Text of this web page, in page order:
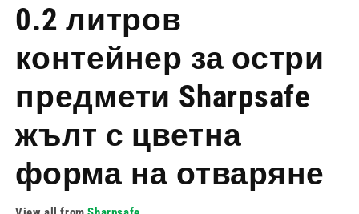
1
в
режим
0.2 литров
контейнер за остри
предмети Sharpsafe
жълт с цветна
форма на отваряне